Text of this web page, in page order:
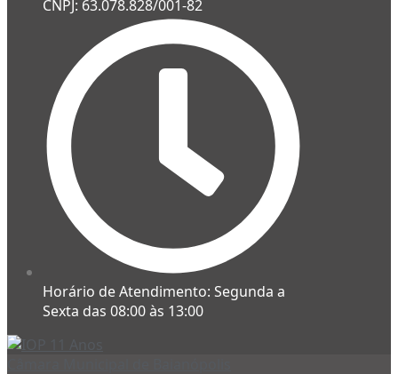
CNPJ: 63.078.828/001-82
Horário de Atendimento: Segunda a
Sexta das 08:00 às 13:00